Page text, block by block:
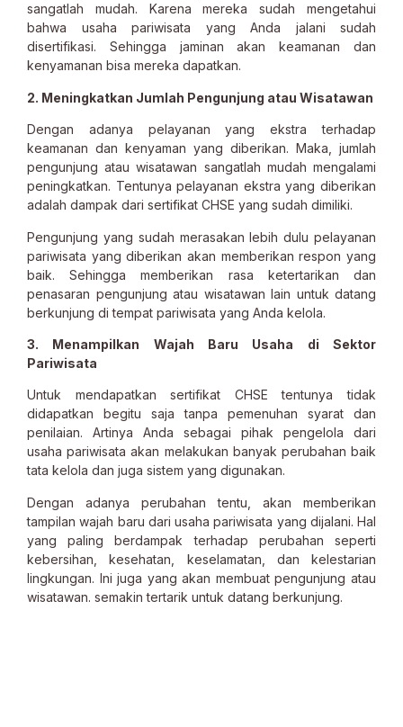
sangatlah mudah. Karena mereka sudah mengetahui
bahwa usaha pariwisata yang Anda jalani sudah
disertifikasi. Sehingga jaminan akan keamanan dan
kenyamanan bisa mereka dapatkan.
2. Meningkatkan Jumlah Pengunjung atau Wisatawan
Dengan adanya pelayanan yang ekstra terhadap
keamanan dan kenyaman yang diberikan. Maka, jumlah
pengunjung atau wisatawan sangatlah mudah mengalami
peningkatkan. Tentunya pelayanan ekstra yang diberikan
adalah dampak dari sertifikat CHSE yang sudah dimiliki.
Pengunjung yang sudah merasakan lebih dulu pelayanan
pariwisata yang diberikan akan memberikan respon yang
baik. Sehingga memberikan rasa ketertarikan dan
penasaran pengunjung atau wisatawan lain untuk datang
berkunjung di tempat pariwisata yang Anda kelola.
3. Menampilkan Wajah Baru Usaha di Sektor
Pariwisata
Untuk mendapatkan sertifikat CHSE tentunya tidak
didapatkan begitu saja tanpa pemenuhan syarat dan
penilaian. Artinya Anda sebagai pihak pengelola dari
usaha pariwisata akan melakukan banyak perubahan baik
tata kelola dan juga sistem yang digunakan.
Dengan adanya perubahan tentu, akan memberikan
tampilan wajah baru dari usaha pariwisata yang dijalani. Hal
yang paling berdampak terhadap perubahan seperti
kebersihan, kesehatan, keselamatan, dan kelestarian
lingkungan. Ini juga yang akan membuat pengunjung atau
wisatawan. semakin tertarik untuk datang berkunjung.